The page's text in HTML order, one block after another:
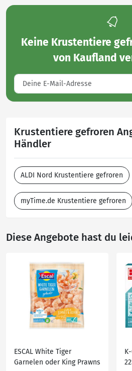
Keine Krustentiere
von Kaufland
Krustentiere gefroren
Händler
ALDI Nord Krustentiere gefroren
myTime.de Krustentiere gefroren
Diese Angebote hast du
ESCAL White Tiger
Garnelen oder King Prawns